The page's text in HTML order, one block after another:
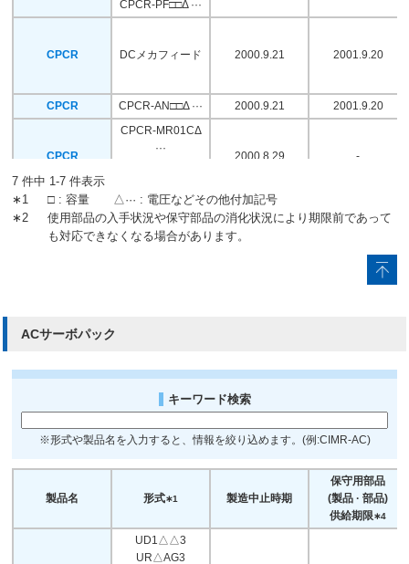
CPCR-PF□□Δ ···
CPCR DCメカフィード 2000.9.21 2001.9.20
CPCR CPCR-AN□□Δ ··· 2000.9.21 2001.9.20
CPCR
CPCR-MR01CΔ
···
2000.8.29 -
7 件中 1-7 件表示
∗1
□ : 容量 △··· : 電圧などその他付加記号
∗2
使用部品の入手状況や保守部品の消化状況により期限前であって
も対応できなくなる場合があります。
ACサーボパック
キーワード検索
※形式や製品名を入力すると、情報を絞り込めます。(例:CIMR-AC)
製品名 形式∗1 製造中止時期
保守用部品
(製品 · 部品)
供給期限∗4
UD1△△3
UR△AG3